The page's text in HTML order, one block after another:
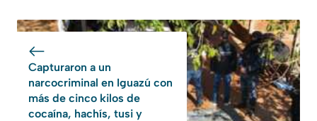
Capturaron a un
narcocriminal en Iguazú con
más de cinco kilos de
cocaína, hachís, tusi y